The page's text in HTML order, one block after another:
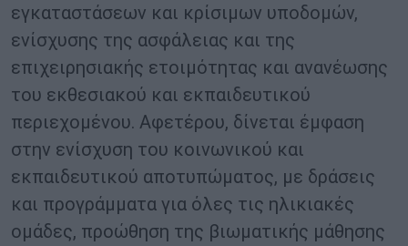
εγκαταστάσεων και κρίσιμων υποδομών,
ενίσχυσης της ασφάλειας και της
επιχειρησιακής ετοιμότητας και ανανέωσης
του εκθεσιακού και εκπαιδευτικού
περιεχομένου. Αφετέρου, δίνεται έμφαση
στην ενίσχυση του κοινωνικού και
εκπαιδευτικού αποτυπώματος, με δράσεις
και προγράμματα για όλες τις ηλικιακές
ομάδες, προώθηση της βιωματικής μάθησης